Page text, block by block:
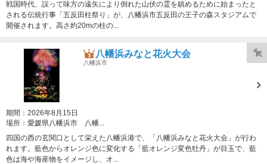
戦国時代、誤って味方の遠矢により倒れた山伏の霊を鎮めるために始まったと
される伝統行事「五反田柱祭り」が、八幡浜市五反田の王子の森スタジアムで
開催されます。高さ約20mの柱の...
八幡浜みなと花火大会
八幡浜市
期間： 2026年8月15日
場所： 愛媛県八幡浜市 八幡...
四国の西の玄関口として栄えた八幡浜港で、「八幡浜みなと花火大会」が行わ
れます。藍色からオレンジ色に変化する「藍オレンジ変色牡丹」が目玉で、藍
色は海や海産物をイメージし、オ...